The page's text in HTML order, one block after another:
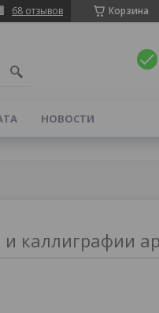
Корзина
68 отзывов
НОВОСТИ
каллиграфии